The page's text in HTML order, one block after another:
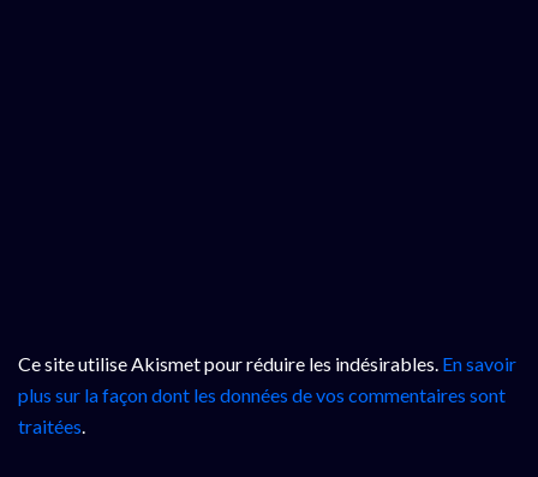
Ce site utilise Akismet pour réduire les indésirables. En savoir
plus sur la façon dont les données de vos commentaires sont
traitées.